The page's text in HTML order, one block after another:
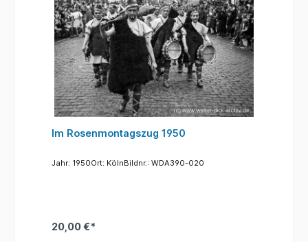
Im Rosenmontagszug 1950
Jahr: 1950Ort: KölnBildnr.: WDA390-020
20,00 €*